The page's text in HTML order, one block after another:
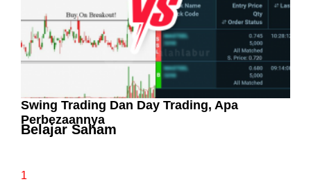
Swing Trading Dan Day Trading, Apa
Perbezaannya
Belajar Saham
1